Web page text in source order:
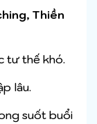
Thiền
tư thế khó.
lâu.
suốt buổi